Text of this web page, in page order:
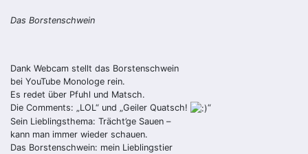
Das Borstenschwein
Dank Webcam stellt das Borstenschwein
bei YouTube Monologe rein.
Es redet über Pfuhl und Matsch.
Die Comments: „LOL“ und „Geiler Quatsch!
“
Sein Lieblingsthema: Trächt’ge Sauen –
kann man immer wieder schauen.
Das Borstenschwein: mein Lieblingstier